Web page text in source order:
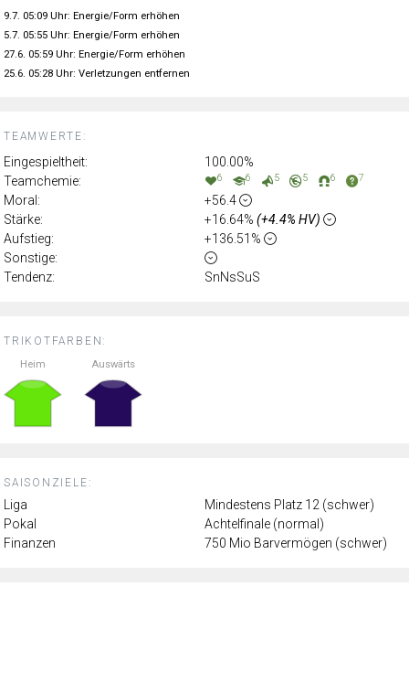
TRIKOTFARBEN:
Heim Auswärts
SAISONZIELE:
Liga
Mindestens Platz 12 (schwer)
Pokal
Achtelfinale (normal)
Finanzen
750 Mio Barvermögen (schwer)
TEAMWERTE:
Eingespieltheit:
100.00%
Teamchemie:
6 6 5 5 6 7
Moral:
+56.4
Stärke:
+16.64% (+4.4% HV)
Aufstieg:
+136.51%
Sonstige:
Tendenz:
SnNsSuS
9.7. 05:09 Uhr: Energie/Form erhöhen
5.7. 05:55 Uhr: Energie/Form erhöhen
27.6. 05:59 Uhr: Energie/Form erhöhen
25.6. 05:28 Uhr: Verletzungen entfernen